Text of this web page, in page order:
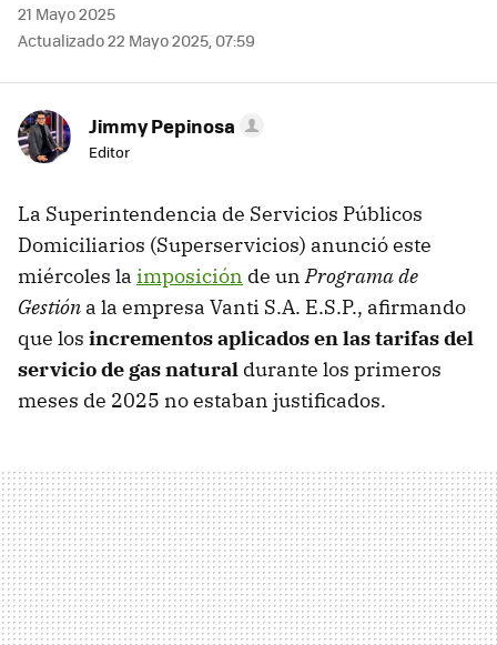
21 Mayo 2025
Actualizado 22 Mayo 2025, 07:59
Jimmy Pepinosa
Editor
La Superintendencia de Servicios Públicos
Domiciliarios (Superservicios) anunció este
miércoles la imposición de unPrograma de
Gestión a la empresa Vanti S.A. E.S.P., afirmando
que los incrementos aplicados en las tarifas del
servicio de gas natural durante los primeros
meses de 2025 no estaban justificados.